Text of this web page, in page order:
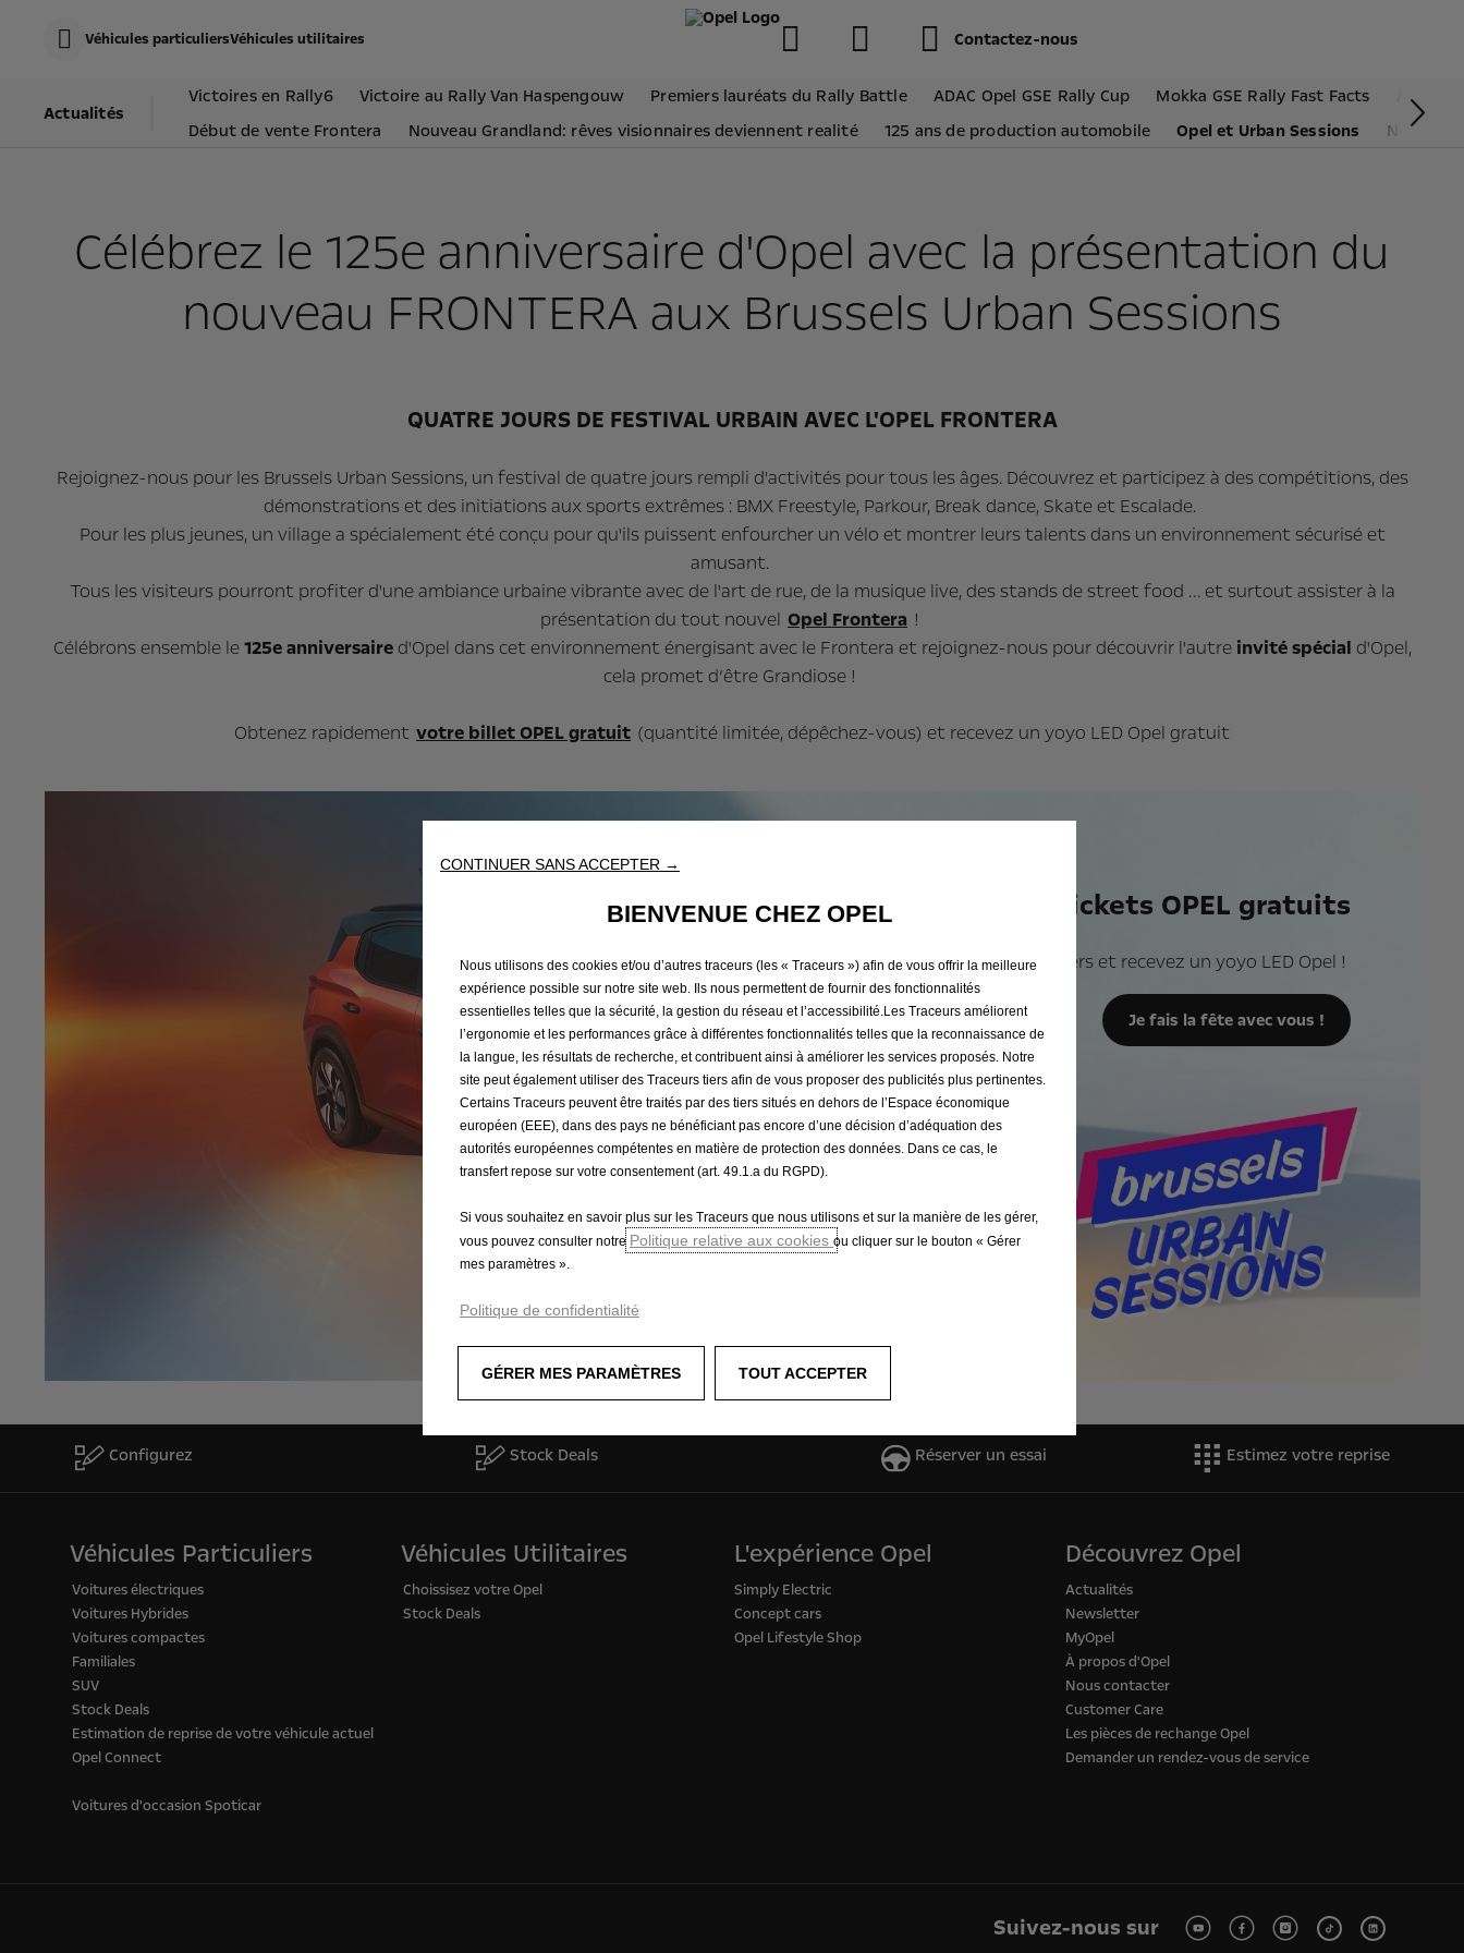
Véhicules particuliersVéhicules utilitaires Contactez-nous
Actualités​
Victoires en Rally6 Victoire au Rally Van Haspengouw Premiers lauréats du Rally Battle ADAC Opel GSE Rally Cup Mokka GSE Rally Fast Facts
ADAC
Début de vente Frontera
Nouveau Grandland: rêves visionnaires deviennent realité 125 ans de production automobile Opel et Urban Sessions Nouveau
Célébrez le 125e anniversaire d'Opel avec la présentation du
nouveau FRONTERA aux Brussels Urban Sessions
QUATRE JOURS DE FESTIVAL URBAIN AVEC L'OPEL FRONTERA
Rejoignez-nous pour les Brussels Urban Sessions, un festival de quatre jours rempli d'activités pour tous les âges. Découvrez et participez à des compétitions, des
démonstrations et des initiations aux sports extrêmes : BMX Freestyle, Parkour, Break dance, Skate et Escalade.
Pour les plus jeunes, un village a spécialement été conçu pour qu'ils puissent enfourcher un vélo et montrer leurs talents dans un environnement sécurisé et
amusant.
Tous les visiteurs pourront profiter d'une ambiance urbaine vibrante avec de l'art de rue, de la musique live, des stands de street food … et surtout assister à la
présentation du tout nouvel Opel Frontera !
Célébrons ensemble le125e anniversaired'Opel dans cet environnement énergisant avec le Frontera et rejoignez-nous pour découvrir l'autre invité spécial d'Opel,
cela promet d’être Grandiose !
Obtenez rapidement votre billet OPEL gratuit (quantité limitée, dépêchez-vous) et recevez un yoyo LED Opel gratuit
Obtenez vos tickets OPEL gratuits
Soyez dans les premiers et recevez un yoyo LED Opel !
Je fais la fête avec vous !
Configurez Stock Deals Réserver un essai Estimez votre reprise
Véhicules Particuliers
Voitures électriques
Voitures Hybrides
Voitures compactes
Familiales
SUV
Stock Deals
Estimation de reprise de votre véhicule actuel
Opel Connect
Voitures d'occasion Spoticar
Véhicules Utilitaires
Choissisez votre Opel
Stock Deals
L'expérience Opel
Simply Electric
Concept cars
Opel Lifestyle Shop
Découvrez Opel
Actualités
Newsletter
MyOpel
À propos d'Opel
Nous contacter
Customer Care
Les pièces de rechange Opel
Demander un rendez-vous de service
Suivez-nous sur
CONTINUER SANS ACCEPTER →
BIENVENUE CHEZ OPEL
Nous utilisons des cookies et/ou d’autres traceurs (les « Traceurs ») afin de vous offrir la meilleure
expérience possible sur notre site web. Ils nous permettent de fournir des fonctionnalités
essentielles telles que la sécurité, la gestion du réseau et l’accessibilité.Les Traceurs améliorent
l’ergonomie et les performances grâce à différentes fonctionnalités telles que la reconnaissance de
la langue, les résultats de recherche, et contribuent ainsi à améliorer les services proposés. Notre
site peut également utiliser des Traceurs tiers afin de vous proposer des publicités plus pertinentes.
Certains Traceurs peuvent être traités par des tiers situés en dehors de l’Espace économique
européen (EEE), dans des pays ne bénéficiant pas encore d’une décision d’adéquation des
autorités européennes compétentes en matière de protection des données. Dans ce cas, le
transfert repose sur votre consentement (art. 49.1.a du RGPD).
Si vous souhaitez en savoir plus sur les Traceurs que nous utilisons et sur la manière de les gérer,
vous pouvez consulter notre Politique relative aux cookies ou cliquer sur le bouton « Gérer
mes paramètres ».
Politique de confidentialité
GÉRER MES PARAMÈTRES TOUT ACCEPTER